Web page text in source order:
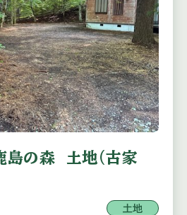
島の森 土地（古家
土地